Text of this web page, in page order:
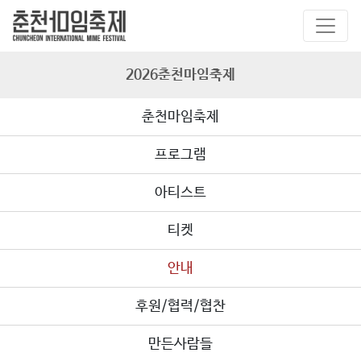
2026춘천마임축제
춘천마임축제
프로그램
아티스트
티켓
안내
후원/협력/협찬
만든사람들